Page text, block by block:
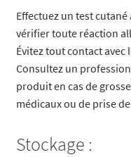
Effectuez un test
vérifier toute réaction
Évitez tout contact avec
Consultez un
produit en cas de
médicaux ou de prise
Stockage :